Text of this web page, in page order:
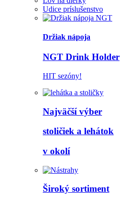
Udice príslušenstvo
Držiak nápoja
NGT Drink Holder
HIT sezóny!
Najväčší výber
stoličiek a lehátok
v okolí
Široký sortiment